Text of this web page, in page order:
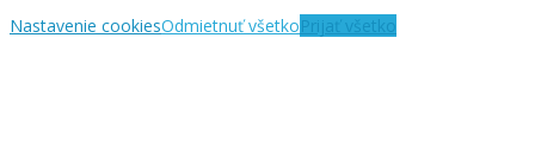
Nastavenie cookiesOdmietnuť všetkoPrijať všetko